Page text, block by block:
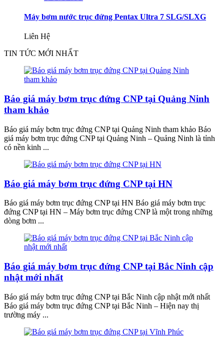
Máy bơm nước trục đứng Pentax Ultra 7 SLG/SLXG
Liên Hệ
TIN TỨC MỚI NHẤT
Báo giá máy bơm trục đứng CNP tại Quảng Ninh
tham khảo
Báo giá máy bơm trục đứng CNP tại Quảng Ninh tham khảo Báo
giá máy bơm trục đứng CNP tại Quảng Ninh – Quảng Ninh là tỉnh
có nền kinh ...
Báo giá máy bơm trục đứng CNP tại HN
Báo giá máy bơm trục đứng CNP tại HN Báo giá máy bơm trục
đứng CNP tại HN – Máy bơm trục đứng CNP là một trong những
dòng bơm ...
Báo giá máy bơm trục đứng CNP tại Bắc Ninh cập
nhật mới nhất
Báo giá máy bơm trục đứng CNP tại Bắc Ninh cập nhật mới nhất
Báo giá máy bơm trục đứng CNP tại Bắc Ninh – Hiện nay thị
trường máy ...